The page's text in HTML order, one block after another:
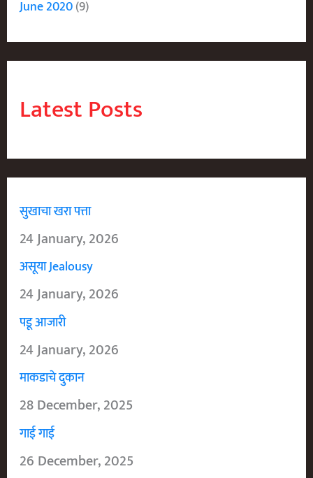
June 2020(9)
Latest Posts
सुखाचा खरा पत्ता
24 January, 2026
असूया Jealousy
24 January, 2026
पडू आजारी
24 January, 2026
माकडाचे दुकान
28 December, 2025
गाई गाई
26 December, 2025